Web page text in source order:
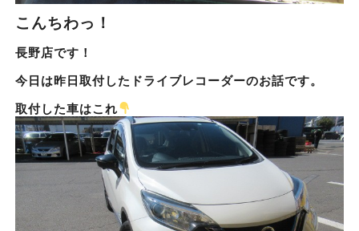
こんちわっ！
長野店です！
今日は昨日取付したドライブレコーダーのお話です。
取付した車はこれ